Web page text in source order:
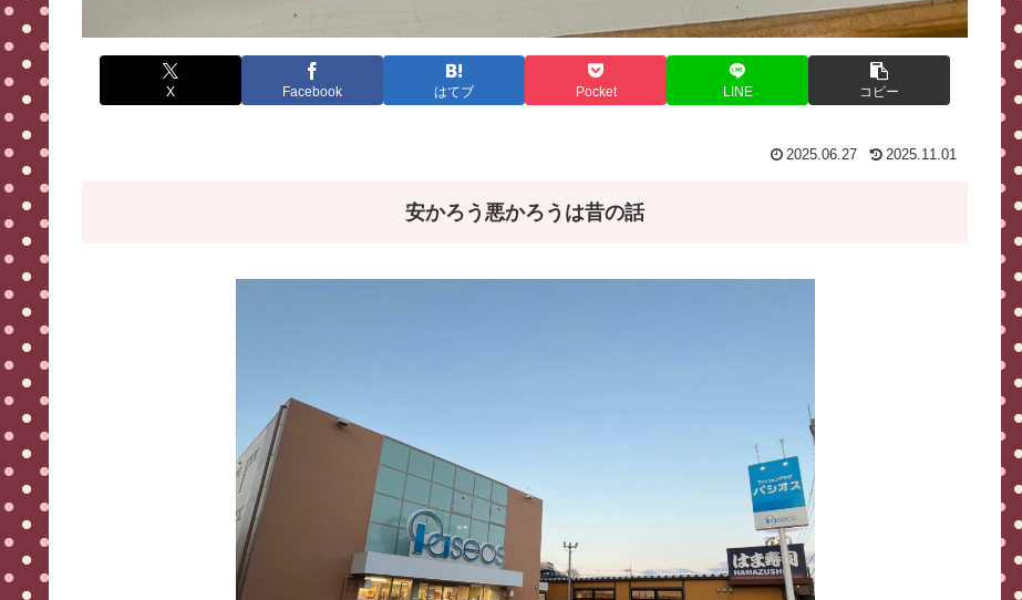
X Facebook はてブ Pocket LINE コピー
2025.06.27 2025.11.01
安かろう悪かろうは昔の話